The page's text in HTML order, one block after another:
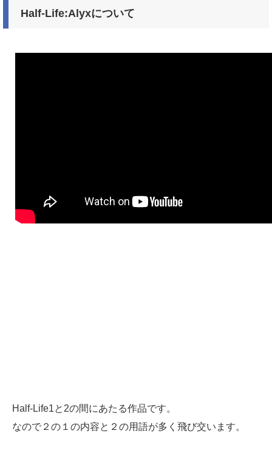
Half-Life:Alyxについて
Half-Life1と2の間にあたる作品です。
なので２の１の内容と２の用語が多く飛び交います。